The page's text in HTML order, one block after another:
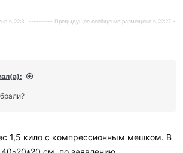
в 22:31 ---------- Предыдущее сообщение размещено в 22:27 -
1,5 кило с компрессионным мешком. В